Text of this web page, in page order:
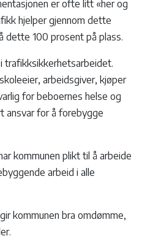
er ofte litt «her og
hjelper gjennom dette
dette 100 prosent på plass.
trafikksikkerhetsarbeidet.
arbeidsgiver, kjøper
for beboernes helse og
ansvar for å forebygge
kommunen plikt til å arbeide
arbeid i alle
kommunen bra omdømme,